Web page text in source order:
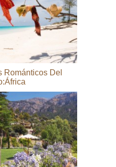
Románticos Del